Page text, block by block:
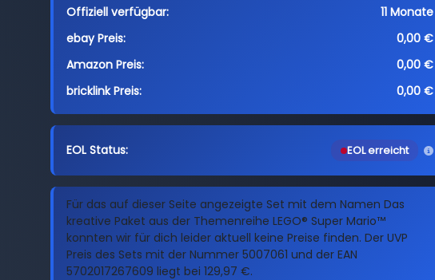
Offiziell verfügbar:
11 Monate
ebay Preis:
0,00 €
Amazon Preis:
0,00 €
bricklink Preis:
0,00 €
EOL Status: EOL erreicht
Für das auf dieser Seite angezeigte Set mit dem Namen Das
kreative Paket aus der Themenreihe LEGO® Super Mario™
konnten wir für dich leider aktuell keine Preise finden. Der UVP
Preis des Sets mit der Nummer 5007061 und der EAN
5702017267609 liegt bei 129,97 €.